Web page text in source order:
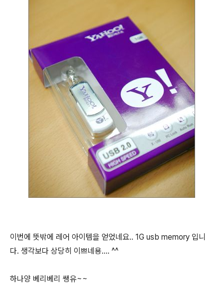
이번에 뜻밖에 레어 아이템을 얻었네요.. 1G usb memory 입니
다. 생각보다 상당히 이쁘네용.... ^^
하나양 베리베리 쌩유~~